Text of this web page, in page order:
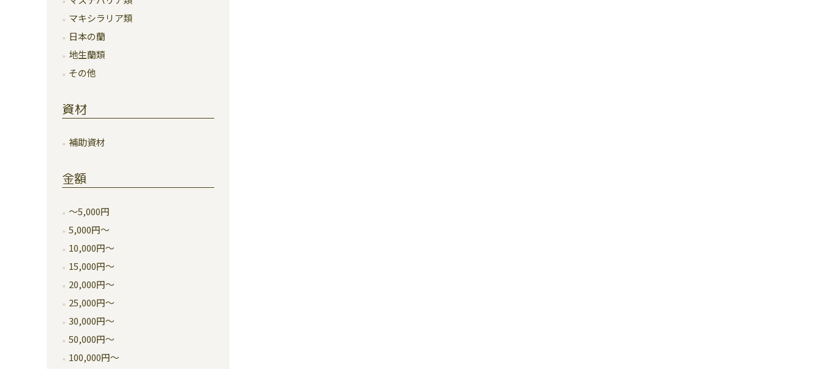
マキシラリア類
日本の蘭
地生蘭類
その他
資材
補助資材
金額
～5,000円
5,000円～
10,000円～
15,000円～
20,000円～
25,000円～
30,000円～
50,000円～
100,000円～